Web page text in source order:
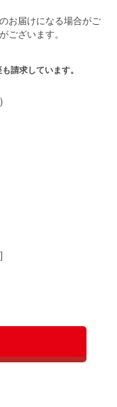
お届けになる場合がご
ございます。
請求しています。